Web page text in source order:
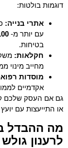
דוגמות בולטות:
אתרי בנייה:
עם יותר מ- 100
בטיחות.
חקלאות:
מחייב מינוי
מוסדות
אקדמיים
גם אם העסק שלכם
או התייעצות עם
מה ההבדל
לרענון